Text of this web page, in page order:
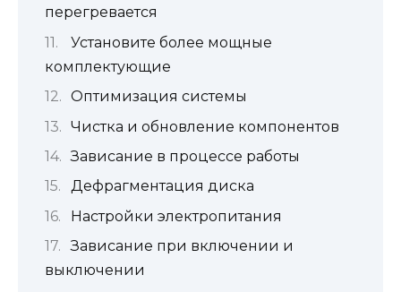
перегревается
Установите более мощные
комплектующие
Оптимизация системы
Чистка и обновление компонентов
Зависание в процессе работы
Дефрагментация диска
Настройки электропитания
Зависание при включении и
выключении